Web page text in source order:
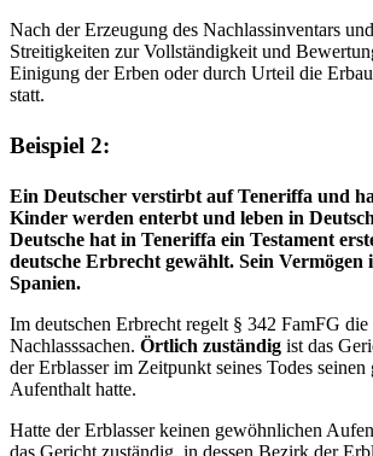
Nach der Erzeugung des Nachlassinventars
Streitigkeiten zur Vollständigkeit und
Einigung der Erben oder durch Urteil die
statt.
Beispiel 2:
Ein Deutscher verstirbt auf Teneriffa und
Kinder werden enterbt und leben in
Deutsche hat in Teneriffa ein Testament
deutsche Erbrecht gewählt. Sein Vermögen
Spanien.
Im deutschen Erbrecht regelt § 342 FamFG
Nachlasssachen. Örtlich zuständig ist das
der Erblasser im Zeitpunkt seines Todes
Aufenthalt hatte.
Hatte der Erblasser keinen gewöhnlichen
das Gericht zuständig, in dessen Bezirk der